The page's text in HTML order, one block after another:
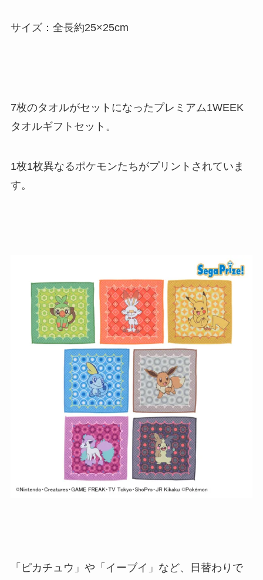
サイズ：全長約25×25cm
7枚のタオルがセットになったプレミアム1WEEK
タオルギフトセット。
1枚1枚異なるポケモンたちがプリントされていま
す。
「ピカチュウ」や「イーブイ」など、日替わりで